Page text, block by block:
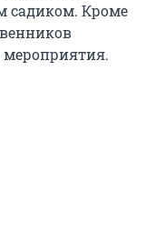
садиком. Кроме